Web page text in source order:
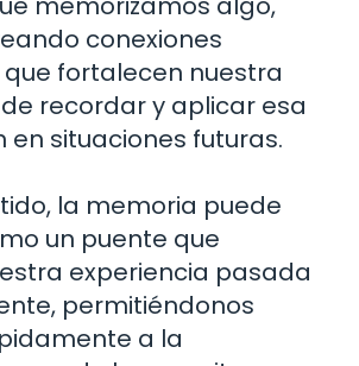
conexiones
fortalecen nuestra
recordar y aplicar esa
en situaciones futuras.
la memoria puede
un puente que
experiencia pasada
permitiéndonos
a la